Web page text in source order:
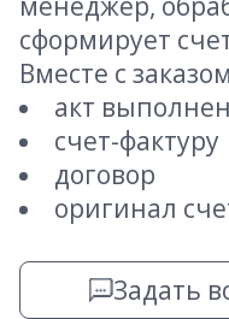
сформирует
Вместе с
акт
счет-фактуру
договор
оригинал
Задать